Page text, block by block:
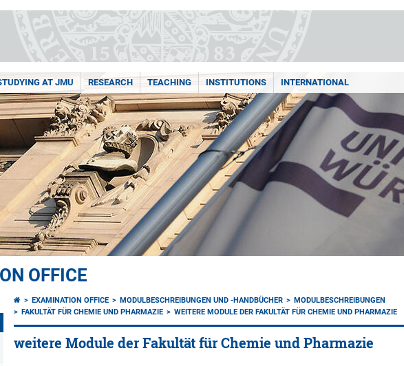
AT JMU RESEARCH TEACHING INSTITUTIONS INTERNATIONAL
OFFICE
EXAMINATION OFFICE MODULBESCHREIBUNGEN UND -HANDBÜCHER
MODULBESCHREIBUNGEN
FAKULTÄT FÜR CHEMIE UND PHARMAZIE
WEITERE MODULE DER FAKULTÄT FÜR CHEMIE UND PHARMAZIE
weitere Module der Fakultät für Chemie und Pharmazie